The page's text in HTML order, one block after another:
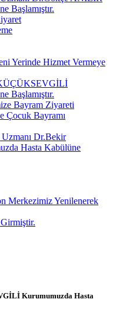
Başlamıştır.
Yerinde Hizmet Vermeye
Başlamıştır.
Bayram Ziyareti
Çocuk Bayramı
Uzmanı Dr.Bekir
Hasta Kabülüne
Merkezimiz Yenilenerek
Kurumumuzda Hasta